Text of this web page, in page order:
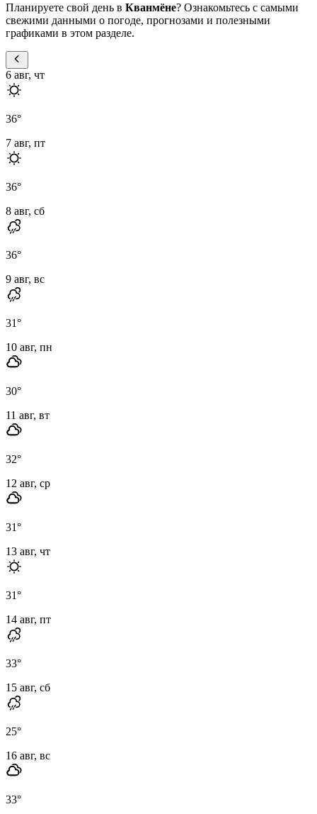
Планируете свой день в Кванмёне? Ознакомьтесь с самыми
свежими данными о погоде, прогнозами и полезными
графиками в этом разделе.
6 авг, чт
36°
7 авг, пт
36°
8 авг, сб
36°
9 авг, вс
31°
10 авг, пн
30°
11 авг, вт
32°
12 авг, ср
31°
13 авг, чт
31°
14 авг, пт
33°
15 авг, сб
25°
16 авг, вс
33°